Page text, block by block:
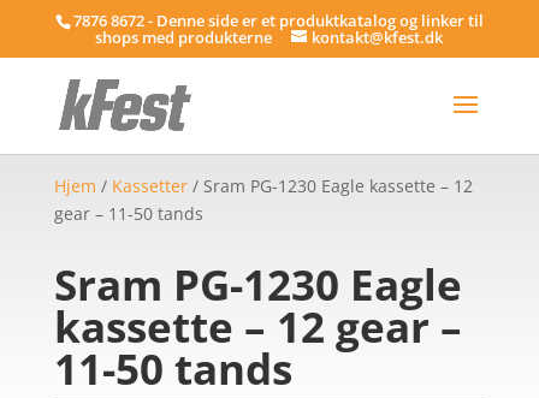
7876 8672 - Denne side er et produktkatalog og linker til
shops med produkterne kontakt@kfest.dk
Hjem / Kassetter/ Sram PG-1230 Eagle kassette – 12
gear – 11-50 tands
Sram PG-1230 Eagle
kassette – 12 gear –
11-50 tands